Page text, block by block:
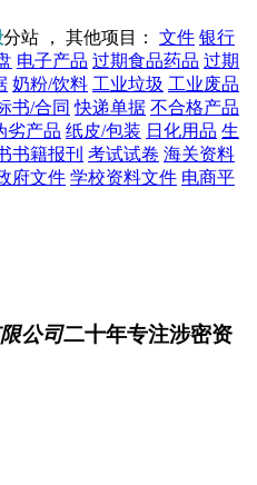
分站 ， 其他项目： 文件 银行
电子产品 过期食品药品 过期
奶粉/饮料 工业垃圾 工业废品
书/合同 快递单据 不合格产品
劣产品 纸皮/包装 日化用品 生
书籍报刊 考试试卷 海关资料
府文件 学校资料文件 电商平
公司二十年专注涉密资